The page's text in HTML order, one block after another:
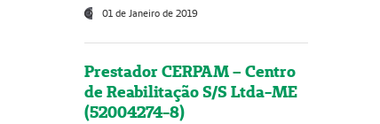
01 de Janeiro de 2019
Prestador CERPAM – Centro
de Reabilitação S/S Ltda-ME
(52004274-8)